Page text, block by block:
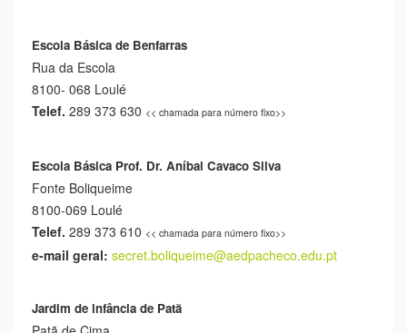
Escola Básica de Benfarras
Rua da Escola
8100- 068 Loulé
Telef. 289 373 630 << chamada para número fixo>>
Escola Básica Prof. Dr. Aníbal Cavaco Silva
Fonte Boliqueime
8100-069 Loulé
Telef. 289 373 610 << chamada para número fixo>>
e-mail geral: secret.boliqueime@aedpacheco.edu.pt
Jardim de infância de Patã